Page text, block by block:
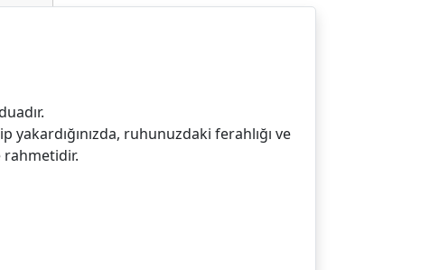
ruhunuzdaki ferahlığı ve
rahmetidir.